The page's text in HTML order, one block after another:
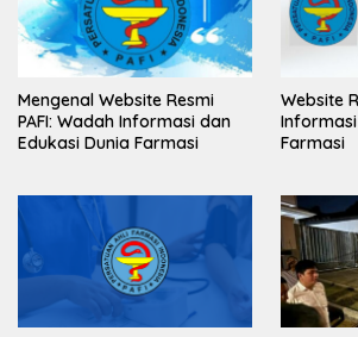
Mengenal Website Resmi
PAFI: Wadah Informasi dan
Edukasi Dunia Farmasi
Website
Farmasi